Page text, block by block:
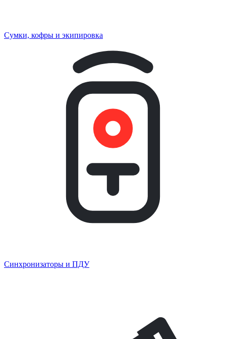
Сумки, кофры и экипировка
Синхронизаторы и ПДУ